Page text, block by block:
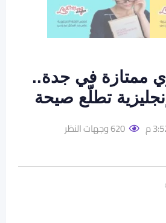
ممتازة في جدة..
تطلّع صيحة
620 وجهات النظر